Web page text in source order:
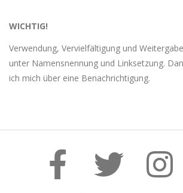
WICHTIG!
Verwendung, Vervielfältigung und
unter Namensnennung und Linksetzung.
ich mich über eine Benachrichtigung.